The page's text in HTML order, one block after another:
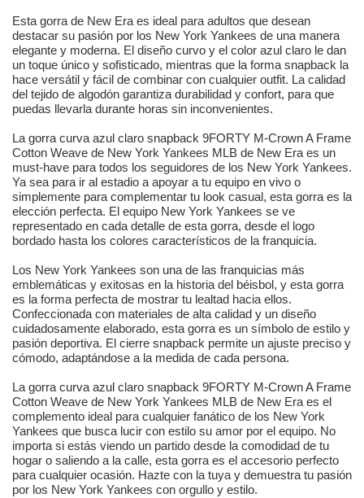
Esta gorra de New Era es ideal para adultos que desean
destacar su pasión por los New York Yankees de una manera
elegante y moderna. El diseño curvo y el color azul claro le dan
un toque único y sofisticado, mientras que la forma snapback la
hace versátil y fácil de combinar con cualquier outfit. La calidad
del tejido de algodón garantiza durabilidad y confort, para que
puedas llevarla durante horas sin inconvenientes.
La gorra curva azul claro snapback 9FORTY M-Crown A Frame
Cotton Weave de New York Yankees MLB de New Era es un
must-have para todos los seguidores de los New York Yankees.
Ya sea para ir al estadio a apoyar a tu equipo en vivo o
simplemente para complementar tu look casual, esta gorra es la
elección perfecta. El equipo New York Yankees se ve
representado en cada detalle de esta gorra, desde el logo
bordado hasta los colores característicos de la franquicia.
Los New York Yankees son una de las franquicias más
emblemáticas y exitosas en la historia del béisbol, y esta gorra
es la forma perfecta de mostrar tu lealtad hacia ellos.
Confeccionada con materiales de alta calidad y un diseño
cuidadosamente elaborado, esta gorra es un símbolo de estilo y
pasión deportiva. El cierre snapback permite un ajuste preciso y
cómodo, adaptándose a la medida de cada persona.
La gorra curva azul claro snapback 9FORTY M-Crown A Frame
Cotton Weave de New York Yankees MLB de New Era es el
complemento ideal para cualquier fanático de los New York
Yankees que busca lucir con estilo su amor por el equipo. No
importa si estás viendo un partido desde la comodidad de tu
hogar o saliendo a la calle, esta gorra es el accesorio perfecto
para cualquier ocasión. Hazte con la tuya y demuestra tu pasión
por los New York Yankees con orgullo y estilo.